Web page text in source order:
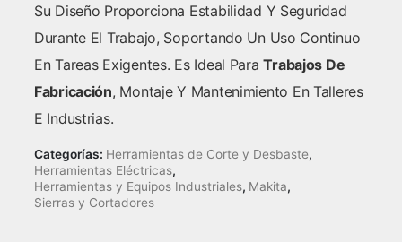
Su Diseño Proporciona Estabilidad Y Seguridad
Durante El Trabajo, Soportando Un Uso Continuo
En Tareas Exigentes. Es Ideal ParaTrabajos De
Fabricación, Montaje Y Mantenimiento En Talleres
E Industrias.
Categorías: Herramientas de Corte y Desbaste,
Herramientas Eléctricas,
Herramientas y Equipos Industriales, Makita,
Sierras y Cortadores